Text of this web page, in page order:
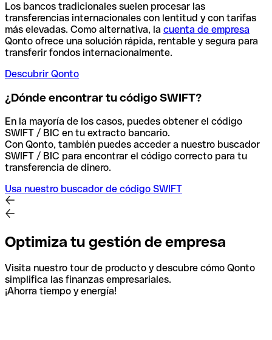
Los bancos tradicionales suelen procesar las
transferencias internacionales con lentitud y con tarifas
más elevadas. Como alternativa, la cuenta de empresa
Qonto ofrece una solución rápida, rentable y segura para
transferir fondos internacionalmente.
Descubrir Qonto
¿Dónde encontrar tu código SWIFT?
En la mayoría de los casos, puedes obtener el código
SWIFT / BIC en tu extracto bancario.
Con Qonto, también puedes acceder a nuestro buscador
SWIFT / BIC para encontrar el código correcto para tu
transferencia de dinero.
Usa nuestro buscador de código SWIFT
Optimiza tu gestión de empresa
Visita nuestro tour de producto y descubre cómo Qonto
simplifica las finanzas empresariales.
¡Ahorra tiempo y energía!